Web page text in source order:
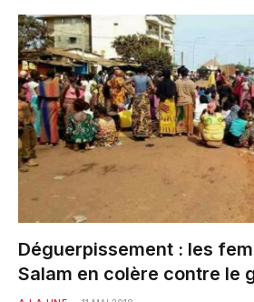
Déguerpissement : les
Salam en colère contre le